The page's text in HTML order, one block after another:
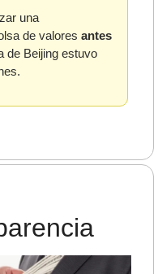
de valores antes
de Beijing estuvo